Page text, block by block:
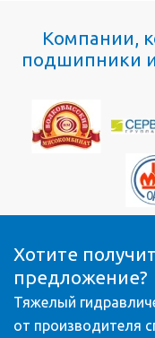
Компании,
подшипники
Хотите
предложение?
Тяжелый
от производителя